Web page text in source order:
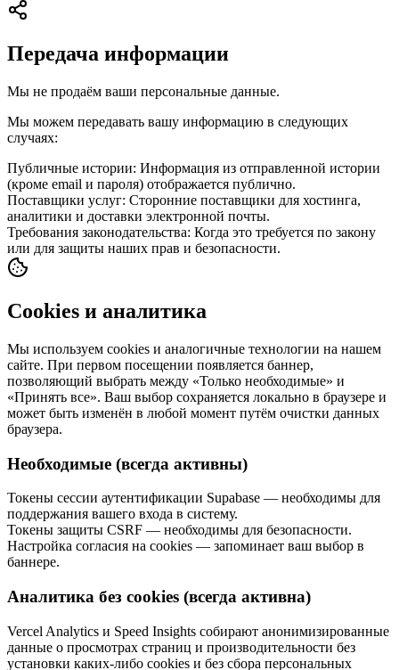
Передача информации
Мы не продаём ваши персональные данные.
Мы можем передавать вашу информацию в следующих
случаях:
Публичные истории: Информация из отправленной истории
(кроме email и пароля) отображается публично.
Поставщики услуг: Сторонние поставщики для хостинга,
аналитики и доставки электронной почты.
Требования законодательства: Когда это требуется по закону
или для защиты наших прав и безопасности.
Cookies и аналитика
Мы используем cookies и аналогичные технологии на нашем
сайте. При первом посещении появляется баннер,
позволяющий выбрать между «Только необходимые» и
«Принять все». Ваш выбор сохраняется локально в браузере и
может быть изменён в любой момент путём очистки данных
браузера.
Необходимые (всегда активны)
Токены сессии аутентификации Supabase — необходимы для
поддержания вашего входа в систему.
Токены защиты CSRF — необходимы для безопасности.
Настройка согласия на cookies — запоминает ваш выбор в
баннере.
Аналитика без cookies (всегда активна)
Vercel Analytics и Speed Insights собирают анонимизированные
данные о просмотрах страниц и производительности без
установки каких-либо cookies и без сбора персональных